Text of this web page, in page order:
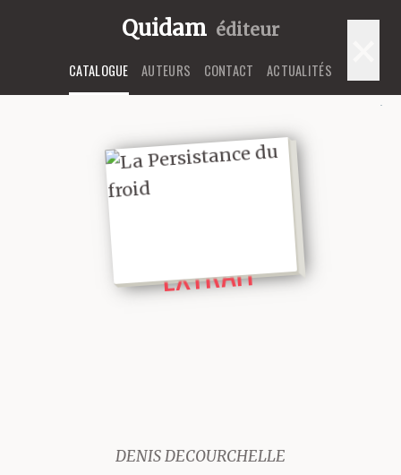
Quidam éditeur
CATALOGUE AUTEURS CONTACT ACTUALITÉS
EXTRAIT
DENIS DECOURCHELLE